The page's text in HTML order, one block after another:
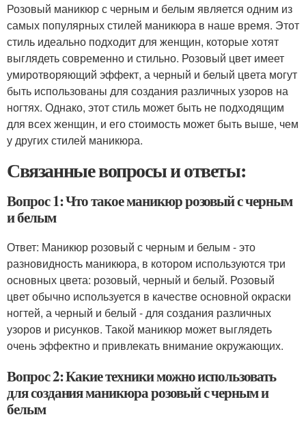
Розовый маникюр с черным и белым является одним из
самых популярных стилей маникюра в наше время. Этот
стиль идеально подходит для женщин, которые хотят
выглядеть современно и стильно. Розовый цвет имеет
умиротворяющий эффект, а черный и белый цвета могут
быть использованы для создания различных узоров на
ногтях. Однако, этот стиль может быть не подходящим
для всех женщин, и его стоимость может быть выше, чем
у других стилей маникюра.
Связанные вопросы и ответы:
Вопрос 1: Что такое маникюр розовый с черным
и белым
Ответ: Маникюр розовый с черным и белым - это
разновидность маникюра, в котором используются три
основных цвета: розовый, черный и белый. Розовый
цвет обычно используется в качестве основной окраски
ногтей, а черный и белый - для создания различных
узоров и рисунков. Такой маникюр может выглядеть
очень эффектно и привлекать внимание окружающих.
Вопрос 2: Какие техники можно использовать
для создания маникюра розовый с черным и
белым